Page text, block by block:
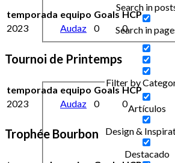
Search in
Search in
Filter by
Artículos
Design &
Destacado
temporada equipo Goals HCP
2023
Audaz 0 0
Tournoi de Printemps
temporada equipo Goals HCP
2023
Audaz 0 0
Trophée Bourbon